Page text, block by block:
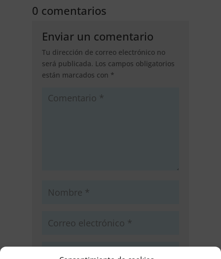
0 comentarios
Enviar un comentario
Tu dirección de correo electrónico no
será publicada. Los campos obligatorios
están marcados con *